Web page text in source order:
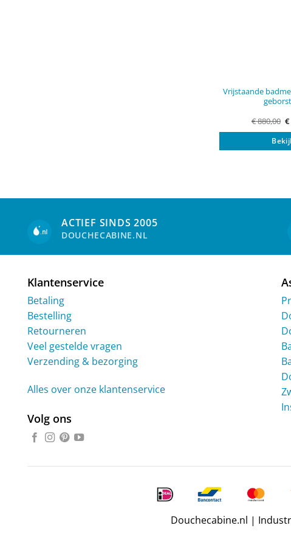
Vrijstaande
€880,00
€
€
ACTIEF SINDS 2005
DOUCHECABINE.NL
Klantenservice
Betaling
Bestelling
Retourneren
Veel gestelde vragen
Verzending & bezorging
Alles over onze klantenservice
Volg ons
Douchecabine.nl |